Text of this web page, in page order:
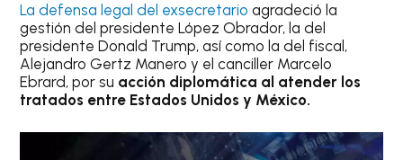
La defensa legal del exsecretario agradeció la
gestión del presidente López Obrador, la del
presidente Donald Trump, así como la del fiscal,
Alejandro Gertz Manero y el canciller Marcelo
Ebrard, por su acción diplomática al atender los
tratados entre Estados Unidos y México.